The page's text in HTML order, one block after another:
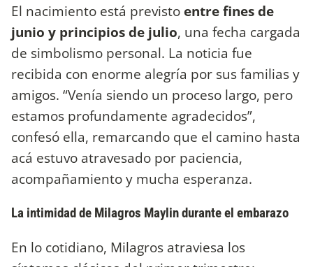
El nacimiento está previsto entre fines de
junio y principios de julio, una fecha cargada
de simbolismo personal. La noticia fue
recibida con enorme alegría por sus familias y
amigos. “Venía siendo un proceso largo, pero
estamos profundamente agradecidos”,
confesó ella, remarcando que el camino hasta
acá estuvo atravesado por paciencia,
acompañamiento y mucha esperanza.
La intimidad de Milagros Maylin durante el embarazo
En lo cotidiano, Milagros atraviesa los